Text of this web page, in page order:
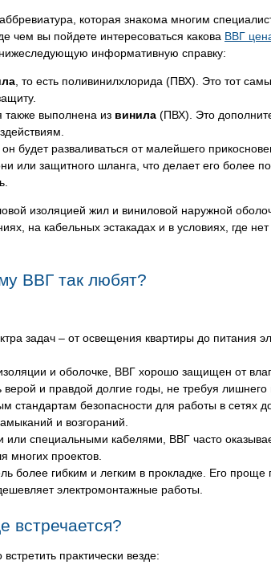
которая знакома многим
вы пойдете интересоваться какова ВВГ
информативную справку:
, то есть поливинилхлорида (ПВХ). Это тот
также выполнена из винила (ПВХ). Это
он будет разваливаться от малейшего
или защитного шланга, что делает его более
изоляцией жил и виниловой наружной
на кабельных эстакадах и в условиях, где
ВВГ так любят?
задач – от освещения квартиры до питания
и оболочке, ВВГ хорошо защищен от
верой и правдой долгие годы, не требуя лишнего
стандартам безопасности для работы в сетях
и возгораний.
специальными кабелями, ВВГ часто
многих проектов.
более гибким и легким в прокладке. Его проще
электромонтажные работы.
встречается?
практически везде: